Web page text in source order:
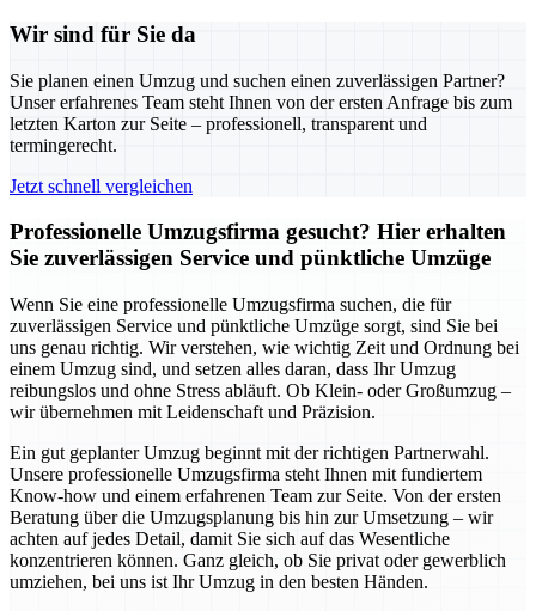
Wir sind für Sie da
Sie planen einen Umzug und suchen einen zuverlässigen Partner?
Unser erfahrenes Team steht Ihnen von der ersten Anfrage bis zum
letzten Karton zur Seite – professionell, transparent und
termingerecht.
Jetzt schnell vergleichen
Professionelle Umzugsfirma gesucht? Hier erhalten
Sie zuverlässigen Service und pünktliche Umzüge
Wenn Sie eine professionelle Umzugsfirma suchen, die für
zuverlässigen Service und pünktliche Umzüge sorgt, sind Sie bei
uns genau richtig. Wir verstehen, wie wichtig Zeit und Ordnung bei
einem Umzug sind, und setzen alles daran, dass Ihr Umzug
reibungslos und ohne Stress abläuft. Ob Klein- oder Großumzug –
wir übernehmen mit Leidenschaft und Präzision.
Ein gut geplanter Umzug beginnt mit der richtigen Partnerwahl.
Unsere professionelle Umzugsfirma steht Ihnen mit fundiertem
Know-how und einem erfahrenen Team zur Seite. Von der ersten
Beratung über die Umzugsplanung bis hin zur Umsetzung – wir
achten auf jedes Detail, damit Sie sich auf das Wesentliche
konzentrieren können. Ganz gleich, ob Sie privat oder gewerblich
umziehen, bei uns ist Ihr Umzug in den besten Händen.